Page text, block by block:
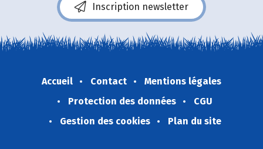
Inscription newsletter
Accueil Contact
Mentions légales
Protection des données
CGU
Gestion des cookies
Plan du site